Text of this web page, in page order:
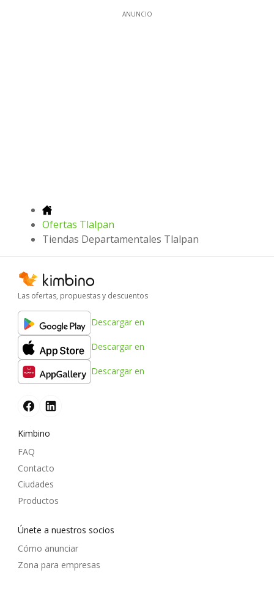
ANUNCIO
Ofertas Tlalpan
Tiendas Departamentales Tlalpan
Las ofertas, propuestas y descuentos
Descargar en
Descargar en
Descargar en
Kimbino
FAQ
Contacto
Ciudades
Productos
Únete a nuestros socios
Cómo anunciar
Zona para empresas